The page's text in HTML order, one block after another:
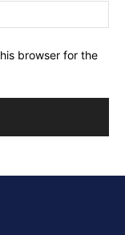
browser for the